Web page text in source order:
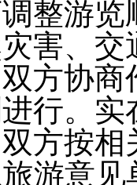
整游
害、
方协
行。
方按
游意